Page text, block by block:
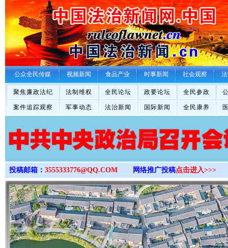
>
公众全民传媒 视频新闻 食品产业 时事新闻 社会观察
聚焦廉政法纪 法制维权 全民论坛 政要论坛 全民参政
案件追踪观察 军事动态 法治新闻 国际新闻 全民康养
投稿邮箱： 3555333776@QQ.COM 网络推广投稿点击进入>>>